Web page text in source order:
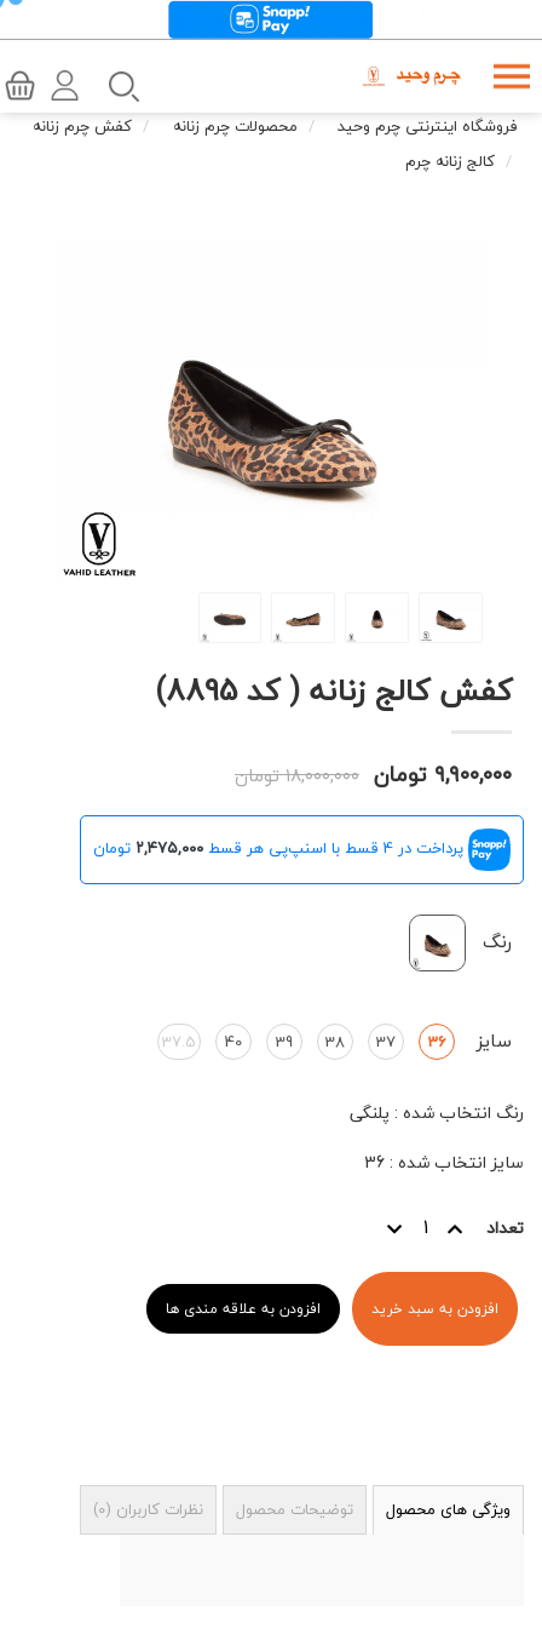
فروشگاه اینترنتی چرم وحید محصولات چرم زنانه
کفش چرم زنانه
کالج زنانه چرم
کفش کالج زنانه ( کد 8895)
۹,۹۰۰,۰۰۰ تومان ۱۸,۰۰۰,۰۰۰ تومان
پرداخت در 4 قسط با اسنپ‌پی هر قسط ۲,۴۷۵,۰۰۰ تومان
رنگ
سایز 36
37
38
39
40
37.5
رنگ انتخاب شده : پلنگی
سایز انتخاب شده :
36
تعداد
افزودن به سبد خرید افزودن به علاقه مندی ها
ویژگی های محصول توضیحات محصول نظرات کاربران (
0
)